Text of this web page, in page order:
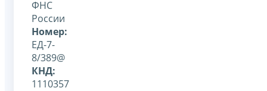
ФНС
России
Номер:
ЕД-7-
8/389@
КНД:
1110357